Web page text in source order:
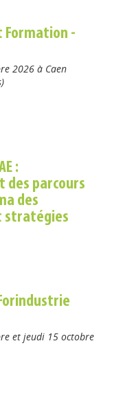
Formation -
2026 à Caen
:
des parcours
des
stratégies
et jeudi 15 octobre